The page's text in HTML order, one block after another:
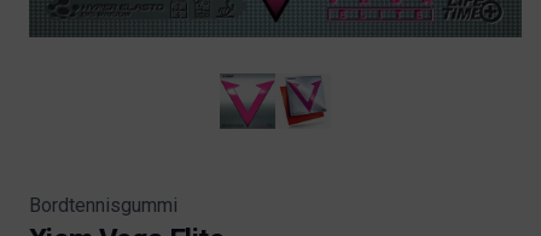
Bordtennisgummi